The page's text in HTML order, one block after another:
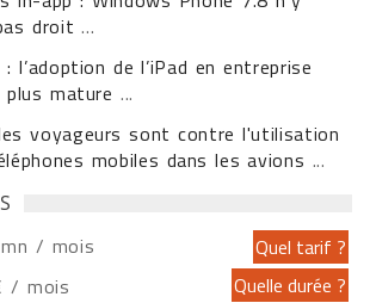
droit ...
l’adoption de l’iPad en entreprise
mature ...
voyageurs sont contre l'utilisation
mobiles dans les avions ...
mn / mois
/ mois